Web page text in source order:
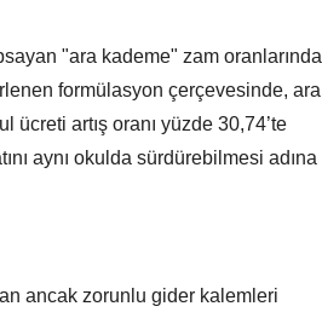
"ara kademe" zam oranlarında
formülasyon çerçevesinde, ara
ücreti artış oranı yüzde 30,74’te
aynı okulda sürdürebilmesi adına
ancak zorunlu gider kalemleri